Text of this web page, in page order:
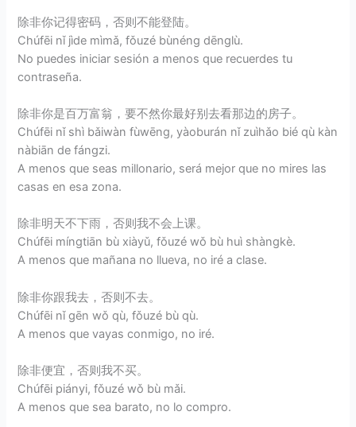
除非你记得密码，否则不能登陆。
Chúfēi nǐ jìde mìmǎ, fǒuzé bùnéng dēnglù.
No puedes iniciar sesión a menos que recuerdes tu
contraseña.
除非你是百万富翁，要不然你最好别去看那边的房子。
Chúfēi nǐ shì bǎiwàn fùwēng, yàoburán nǐ zuìhǎo bié qù kàn
nàbiān de fángzi.
A menos que seas millonario, será mejor que no mires las
casas en esa zona.
除非明天不下雨，否则我不会上课。
Chúfēi míngtiān bù xiàyǔ, fǒuzé wǒ bù huì shàngkè.
A menos que mañana no llueva, no iré a clase.
除非你跟我去，否则不去。
Chúfēi nǐ gēn wǒ qù, fǒuzé bù qù.
A menos que vayas conmigo, no iré.
除非便宜，否则我不买。
Chúfēi piányi, fǒuzé wǒ bù mǎi.
A menos que sea barato, no lo compro.